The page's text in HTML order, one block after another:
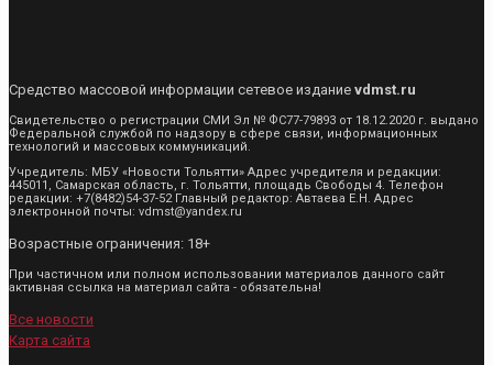
Средство массовой информации сетевое издание vdmst.ru
Свидетельство о регистрации СМИ Эл № ФС77-79893 от 18.12.2020 г. выдано
Федеральной службой по надзору в сфере связи, информационных
технологий и массовых коммуникаций.
Учредитель: МБУ «Новости Тольятти» Адрес учредителя и редакции:
445011, Самарская область, г. Тольятти, площадь Свободы 4. Телефон
редакции: +7(8482)54-37-52 Главный редактор: Автаева Е.Н. Адрес
электронной почты: vdmst@yandex.ru
Возрастные ограничения: 18+
При частичном или полном использовании материалов данного сайт
активная ссылка на материал сайта - обязательна!
Все новости
Карта сайта